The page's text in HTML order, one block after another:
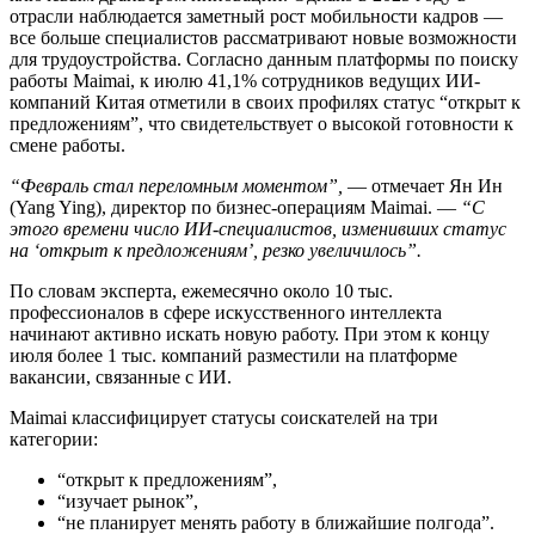
отрасли наблюдается заметный рост мобильности кадров —
все больше специалистов рассматривают новые возможности
для трудоустройства. Согласно данным платформы по поиску
работы Maimai, к июлю 41,1% сотрудников ведущих ИИ-
компаний Китая отметили в своих профилях статус “открыт к
предложениям”, что свидетельствует о высокой готовности к
смене работы.
“Февраль стал переломным моментом”, — отмечает Ян Ин
(Yang Ying), директор по бизнес-операциям Maimai. — “С
этого времени число ИИ-специалистов, изменивших статус
на ‘открыт к предложениям’, резко увеличилось”.
По словам эксперта, ежемесячно около 10 тыс.
профессионалов в сфере искусственного интеллекта
начинают активно искать новую работу. При этом к концу
июля более 1 тыс. компаний разместили на платформе
вакансии, связанные с ИИ.
Maimai классифицирует статусы соискателей на три
категории:
“открыт к предложениям”,
“изучает рынок”,
“не планирует менять работу в ближайшие полгода”.